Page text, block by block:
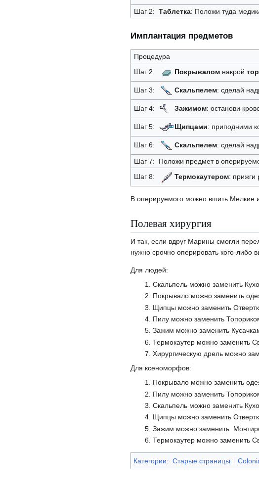
Шаг 2: Таблетка: Положи туда
Имплантация предметов
Процедура
Шаг 2:
Покрываломнакрой
Шаг 3: Скальпелем: сделай
Шаг 4: Зажимом: останови
Шаг 5: Щипцами: приподними
Шаг 6: Скальпелем: сделай
Шаг 7: Положи предмет в
Шаг 8:
Термокаутером: прижги
В оперируемого можно вшить Мелкие
Полевая хирургия
И так, если вдруг Марины смогли
нужно срочно оперировать кого-либо
Для людей:
Скальпель можно заменить
Покрывало можно заменить
Щипцы можно заменить
Пилу можно заменить
Зажим можно заменить
Термокаутер можно заменить
Хирургическую дрель можно
Для ксеноморфов:
Покрывало можно заменить
Пилу можно заменить
Скальпель можно заменить
Щипцы можно заменить
Зажим можно заменить
Термокаутер можно заменить
Категории: Старые страницы